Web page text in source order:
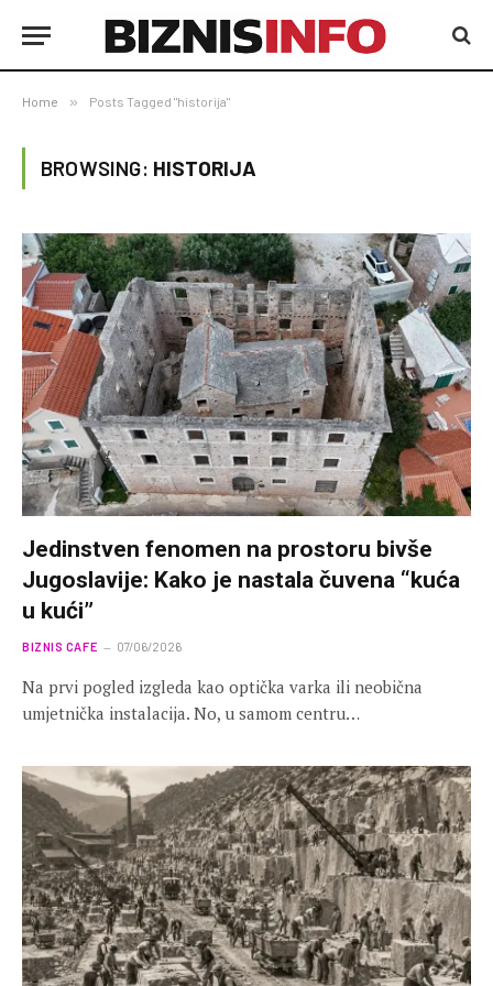
Home » Posts Tagged "historija"
BROWSING: HISTORIJA
Jedinstven fenomen na prostoru bivše
Jugoslavije: Kako je nastala čuvena “kuća
u kući”
BIZNIS CAFE 07/06/2026
Na prvi pogled izgleda kao optička varka ili neobična
umjetnička instalacija. No, u samom centru…